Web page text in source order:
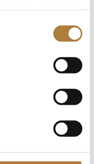
des deutschen...
wird U25-
erinnert an